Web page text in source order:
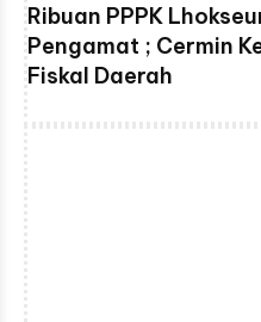
Ribuan PPPK
Pengamat ; Cermin
Fiskal Daerah